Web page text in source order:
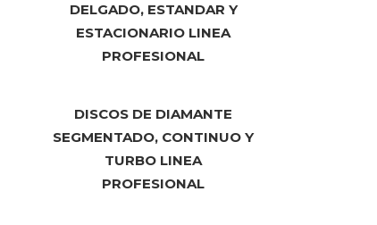
DELGADO, ESTANDAR Y
ESTACIONARIO LINEA
PROFESIONAL
DISCOS DE DIAMANTE
SEGMENTADO, CONTINUO Y
TURBO LINEA
PROFESIONAL